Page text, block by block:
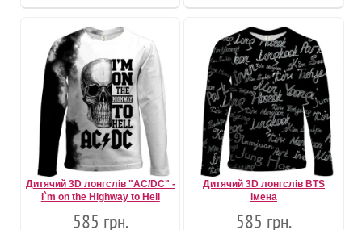
Дитячий 3D лонгслів "AC/DC" -
I`m on the Highway to Hell
585 грн.
Дитячий 3D лонгслів BTS
імена
585 грн.